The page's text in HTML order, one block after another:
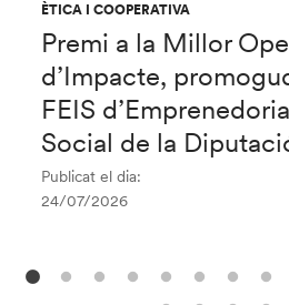
ÈTICA I COOPERATIVA
Premi a la Millor
d’Impacte,
FEIS
Social de la
Publicat el dia:
24/07/2026